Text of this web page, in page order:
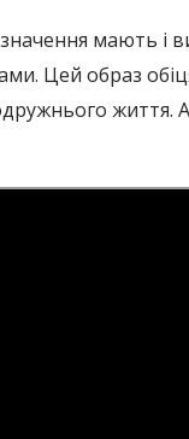
мають і
Цей образ
життя.